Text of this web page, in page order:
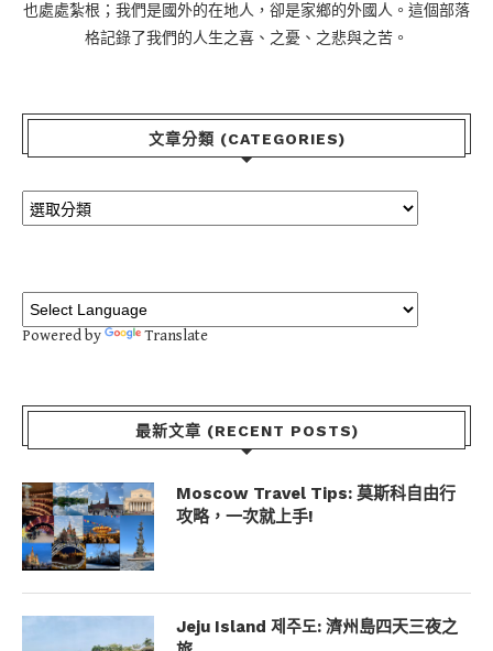
也處處紮根；我們是國外的在地人，卻是家鄉的外國人。這個部落
格記錄了我們的人生之喜、之憂、之悲與之苦。
文章分類 (CATEGORIES)
Powered by Translate
最新文章 (RECENT POSTS)
Moscow Travel Tips: 莫斯科自由行
攻略，一次就上手!
Jeju Island 제주도: 濟州島四天三夜之